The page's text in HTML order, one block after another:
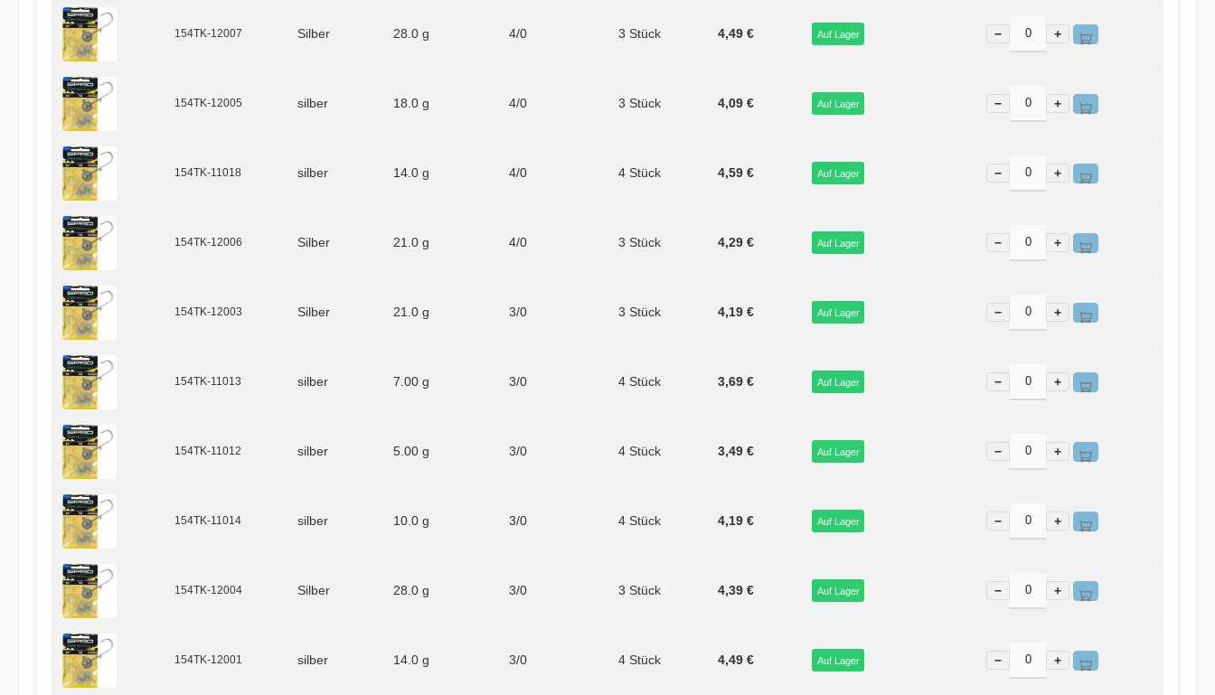
154TK-12007 Silber 28.0 g 4/0 3 Stück 4,49 € Auf Lager − +
154TK-12005 silber 18.0 g 4/0 3 Stück 4,09 € Auf Lager − +
154TK-11018 silber 14.0 g 4/0 4 Stück 4,59 € Auf Lager − +
154TK-12006 Silber 21.0 g 4/0 3 Stück 4,29 € Auf Lager − +
154TK-12003 Silber 21.0 g 3/0 3 Stück 4,19 € Auf Lager − +
154TK-11013 silber 7.00 g 3/0 4 Stück 3,69 € Auf Lager − +
154TK-11012 silber 5.00 g 3/0 4 Stück 3,49 € Auf Lager − +
154TK-11014 silber 10.0 g 3/0 4 Stück 4,19 € Auf Lager − +
154TK-12004 Silber 28.0 g 3/0 3 Stück 4,39 € Auf Lager − +
154TK-12001 silber 14.0 g 3/0 4 Stück 4,49 € Auf Lager − +